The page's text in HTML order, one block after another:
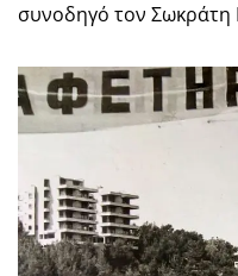
συνοδηγό τον